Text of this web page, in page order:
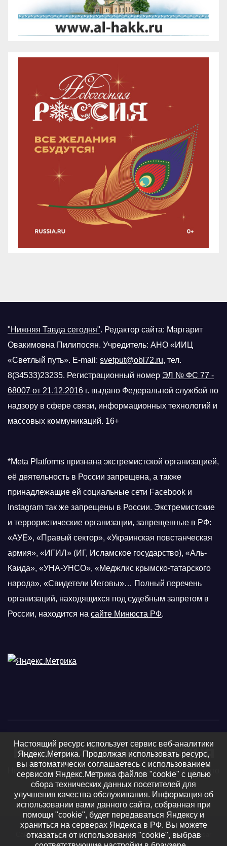
"Нижняя Тавда сегодня". Редактор сайта: Маргарит
Овакимовна Пилипосян. Учредитель: АНО «ИИЦ
«Светлый путь». E-mail: svetput@obl72.ru, тел.
8(34533)23235. Регистрационный номер ЭЛ № ФС 77 -
68007 от 21.12.2016 г. выдано Федеральной службой по
надзору в сфере связи, информационных технологий и
массовых коммуникаций. 16+
*Meta Platforms признана экстремистской организацией,
её деятельность в России запрещена, а также
принадлежащие ей социальные сети Facebook и
Instagram так же запрещены в России. Экстремистские
и террористические организации, запрещенные в РФ:
«АУЕ», «Правый сектор», «Украинская повстанческая
армия», «ИГИЛ» (ИГ, Исламское государство), «Аль-
Каида», «УНА-УНСО», «Меджлис крымско-татарского
народа», «Свидетели Иеговы»… Полный перечень
организаций, находящихся под судебным запретом в
России, находится на сайте Минюста РФ.
Нижняя Тавда сегодня
Нижняя Тавда, Нижнетавдинский район - новости, фото
и видео
Сайт работает на WordPress|Тема: Newsup, авторThemeansar
Настоящий ресурс использует сервис веб-аналитики
Яндекс.Метрика. Продолжая использовать ресурс,
вы автоматически соглашаетесь с использованием
сервисом Яндекс.Метрика файлов "cookie" с целью
сбора технических данных посетителей для
улучшения качества обслуживания. Информация об
использовании вами данного сайта, собранная при
помощи "cookie", будет передаваться Яндексу и
храниться на серверах Яндекса в РФ. Вы можете
отказаться от использования "cookie", выбрав